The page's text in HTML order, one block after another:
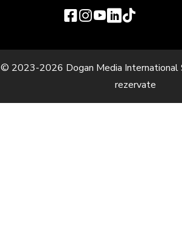
© 2023-2026 Dogan Media International
rezervate